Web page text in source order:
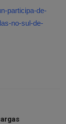
participa-de-
no-sul-de-